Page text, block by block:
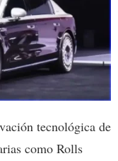
tecnológica de
como Rolls